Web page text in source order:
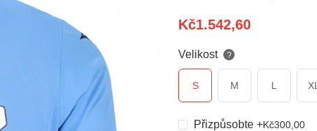
Kč1.542,60
Velikost ?
S M L XL
Přizpůsobte +Kč300,00